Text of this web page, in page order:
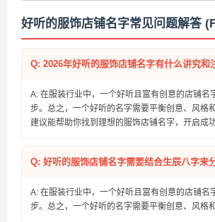
好听的服饰店铺名字常见问题解答
Q: 2026年好听的服饰店铺名字有什么讲究和
A: 在服装行业中，一个好听且富有创意的店铺名
步。总之，一个好听的名字需要平衡创意、风格
建议能帮助你找到理想的服饰店铺名字，开启成
Q: 好听的服饰店铺名字需要结合生辰八字来
A: 在服装行业中，一个好听且富有创意的店铺名
步。总之，一个好听的名字需要平衡创意、风格